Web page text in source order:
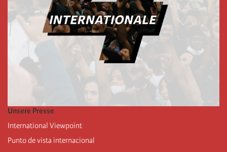
Unsere Presse
International Viewpoint
Punto de vista internacional